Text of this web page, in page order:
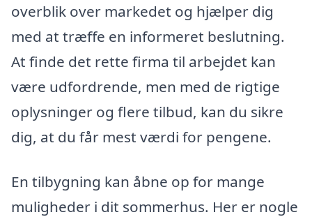
overblik over markedet og hjælper dig
med at træffe en informeret beslutning.
At finde det rette firma til arbejdet kan
være udfordrende, men med de rigtige
oplysninger og flere tilbud, kan du sikre
dig, at du får mest værdi for pengene.
En tilbygning kan åbne op for mange
muligheder i dit sommerhus. Her er nogle